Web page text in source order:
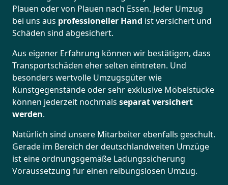
Plauen oder von Plauen nach Essen. Jeder Umzug
bei uns aus professioneller Hand ist versichert und
Schäden sind abgesichert.
Aus eigener Erfahrung können wir bestätigen, dass
Transportschäden eher selten eintreten. Und
besonders wertvolle Umzugsgüter wie
Kunstgegenstände oder sehr exklusive Möbelstücke
können jederzeit nochmals separat versichert
werden.
Natürlich sind unsere Mitarbeiter ebenfalls geschult.
Gerade im Bereich der deutschlandweiten Umzüge
ist eine ordnungsgemäße Ladungssicherung
Voraussetzung für einen reibungslosen Umzug.